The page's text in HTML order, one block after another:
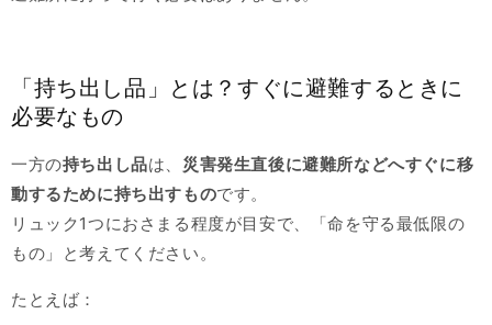
「持ち出し品」とは？すぐに避難するときに
必要なもの
一方の持ち出し品は、 災害発生直後に避難所などへすぐに移
動するために持ち出すものです。
リュック1つにおさまる程度が目安で、「命を守る最低限の
もの」と考えてください。
たとえば：